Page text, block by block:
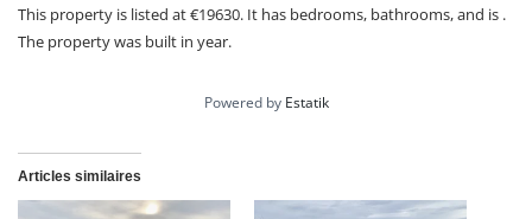
This property is listed at €19630. It has bedrooms, bathrooms, and is .
The property was built in year.
Powered by Estatik
Articles similaires